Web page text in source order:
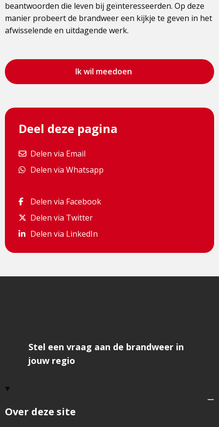
beantwoorden die leven bij geïnteresseerden. Op deze
manier probeert de brandweer een kijkje te geven in het
afwisselende en uitdagende werk.
Ik wil meedoen
Deel deze pagina
Delen via Email
Delen via Email
Delen via Whatsapp
Delen via Whatsapp
Delen via Facebook
Delen via Facebook
Delen via Twitter
Delen via Twitter
Delen via LinkedIn
Delen via LinkedIn
Over deze site
Stel een vraag aan de brandweer in
jouw regio